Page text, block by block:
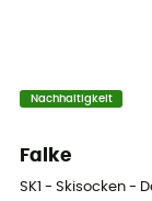
Nachhaltigkeit
Falke
SK1 - Skisocken -